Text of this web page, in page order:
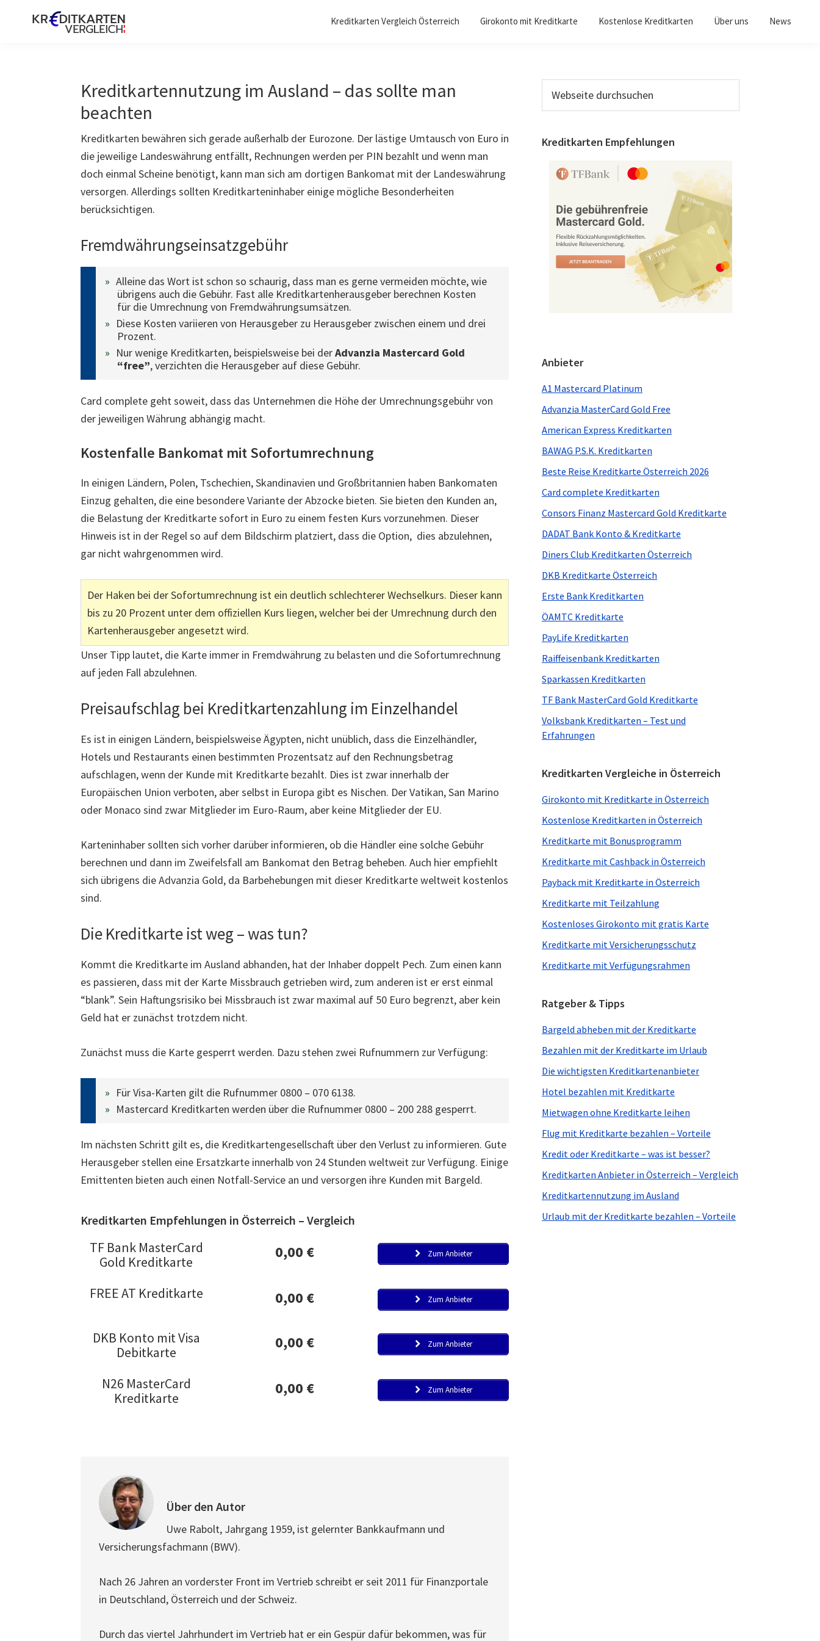
Hauptnavigation
Seitenspalte
Kreditkarten Vergleich Österreich Girokonto mit Kreditkarte Kostenlose Kreditkarten Über uns News
Kreditkartennutzung im Ausland – das sollte man
beachten
Kreditkarten bewähren sich gerade außerhalb der Eurozone. Der lästige Umtausch von Euro in
die jeweilige Landeswährung entfällt, Rechnungen werden per PIN bezahlt und wenn man
doch einmal Scheine benötigt, kann man sich am dortigen Bankomat mit der Landeswährung
versorgen. Allerdings sollten Kreditkarteninhaber einige mögliche Besonderheiten
berücksichtigen.
Fremdwährungseinsatzgebühr
Alleine das Wort ist schon so schaurig, dass man es gerne vermeiden möchte, wie
übrigens auch die Gebühr. Fast alle Kreditkartenherausgeber berechnen Kosten
für die Umrechnung von Fremdwährungsumsätzen.
Diese Kosten variieren von Herausgeber zu Herausgeber zwischen einem und drei
Prozent.
Nur wenige Kreditkarten, beispielsweise bei derAdvanzia Mastercard Gold
“free”, verzichten die Herausgeber auf diese Gebühr.
Card complete geht soweit, dass das Unternehmen die Höhe der Umrechnungsgebühr von
der jeweiligen Währung abhängig macht.
Kostenfalle Bankomat mit Sofortumrechnung
In einigen Ländern, Polen, Tschechien, Skandinavien und Großbritannien haben Bankomaten
Einzug gehalten, die eine besondere Variante der Abzocke bieten. Sie bieten den Kunden an,
die Belastung der Kreditkarte sofort in Euro zu einem festen Kurs vorzunehmen. Dieser
Hinweis ist in der Regel so auf dem Bildschirm platziert, dass die Option, dies abzulehnen,
gar nicht wahrgenommen wird.
Der Haken bei der Sofortumrechnung ist ein deutlich schlechterer Wechselkurs. Dieser kann
bis zu 20 Prozent unter dem offiziellen Kurs liegen, welcher bei der Umrechnung durch den
Kartenherausgeber angesetzt wird.
Unser Tipp lautet, die Karte immer in Fremdwährung zu belasten und die Sofortumrechnung
auf jeden Fall abzulehnen.
Preisaufschlag bei Kreditkartenzahlung im Einzelhandel
Es ist in einigen Ländern, beispielsweise Ägypten, nicht unüblich, dass die Einzelhändler,
Hotels und Restaurants einen bestimmten Prozentsatz auf den Rechnungsbetrag
aufschlagen, wenn der Kunde mit Kreditkarte bezahlt. Dies ist zwar innerhalb der
Europäischen Union verboten, aber selbst in Europa gibt es Nischen. Der Vatikan, San Marino
oder Monaco sind zwar Mitglieder im Euro-Raum, aber keine Mitglieder der EU.
Karteninhaber sollten sich vorher darüber informieren, ob die Händler eine solche Gebühr
berechnen und dann im Zweifelsfall am Bankomat den Betrag beheben. Auch hier empfiehlt
sich übrigens die Advanzia Gold, da Barbehebungen mit dieser Kreditkarte weltweit kostenlos
sind.
Die Kreditkarte ist weg – was tun?
Kommt die Kreditkarte im Ausland abhanden, hat der Inhaber doppelt Pech. Zum einen kann
es passieren, dass mit der Karte Missbrauch getrieben wird, zum anderen ist er erst einmal
“blank”. Sein Haftungsrisiko bei Missbrauch ist zwar maximal auf 50 Euro begrenzt, aber kein
Geld hat er zunächst trotzdem nicht.
Zunächst muss die Karte gesperrt werden. Dazu stehen zwei Rufnummern zur Verfügung:
Für Visa-Karten gilt die Rufnummer 0800 – 070 6138.
Mastercard Kreditkarten werden über die Rufnummer 0800 – 200 288 gesperrt.
Im nächsten Schritt gilt es, die Kreditkartengesellschaft über den Verlust zu informieren. Gute
Herausgeber stellen eine Ersatzkarte innerhalb von 24 Stunden weltweit zur Verfügung. Einige
Emittenten bieten auch einen Notfall-Service an und versorgen ihre Kunden mit Bargeld.
Kreditkarten Empfehlungen in Österreich – Vergleich
TF Bank MasterCard
Gold Kreditkarte
0,00 € Zum Anbieter
FREE AT Kreditkarte 0,00 € Zum Anbieter
DKB Konto mit Visa
Debitkarte
0,00 € Zum Anbieter
N26 MasterCard
Kreditkarte
0,00 € Zum Anbieter
Über den Autor
Uwe Rabolt, Jahrgang 1959, ist gelernter Bankkaufmann und
Versicherungsfachmann (BWV).
Nach 26 Jahren an vorderster Front im Vertrieb schreibt er seit 2011 für Finanzportale
in Deutschland, Österreich und der Schweiz.
Durch das viertel Jahrhundert im Vertrieb hat er ein Gespür dafür bekommen, was für
Seitenspalte
durchsuchen
Kreditkarten Empfehlungen
Anbieter
A1 Mastercard Platinum
Advanzia MasterCard Gold Free
American Express Kreditkarten
BAWAG P.S.K. Kreditkarten
Beste Reise Kreditkarte Österreich 2026
Card complete Kreditkarten
Consors Finanz Mastercard Gold Kreditkarte
DADAT Bank Konto & Kreditkarte
Diners Club Kreditkarten Österreich
DKB Kreditkarte Österreich
Erste Bank Kreditkarten
ÖAMTC Kreditkarte
PayLife Kreditkarten
Raiffeisenbank Kreditkarten
Sparkassen Kreditkarten
TF Bank MasterCard Gold Kreditkarte
Volksbank Kreditkarten – Test und
Erfahrungen
Kreditkarten Vergleiche in Österreich
Girokonto mit Kreditkarte in Österreich
Kostenlose Kreditkarten in Österreich
Kreditkarte mit Bonusprogramm
Kreditkarte mit Cashback in Österreich
Payback mit Kreditkarte in Österreich
Kreditkarte mit Teilzahlung
Kostenloses Girokonto mit gratis Karte
Kreditkarte mit Versicherungsschutz
Kreditkarte mit Verfügungsrahmen
Ratgeber & Tipps
Bargeld abheben mit der Kreditkarte
Bezahlen mit der Kreditkarte im Urlaub
Die wichtigsten Kreditkartenanbieter
Hotel bezahlen mit Kreditkarte
Mietwagen ohne Kreditkarte leihen
Flug mit Kreditkarte bezahlen – Vorteile
Kredit oder Kreditkarte – was ist besser?
Kreditkarten Anbieter in Österreich – Vergleich
Kreditkartennutzung im Ausland
Urlaub mit der Kreditkarte bezahlen – Vorteile